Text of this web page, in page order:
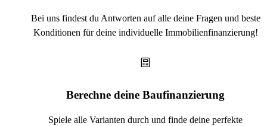
Bei uns findest du Antworten auf alle deine Fragen und beste
Konditionen für deine individuelle Immobilienfinanzierung!
Berechne deine Baufinanzierung
Spiele alle Varianten durch und finde deine perfekte